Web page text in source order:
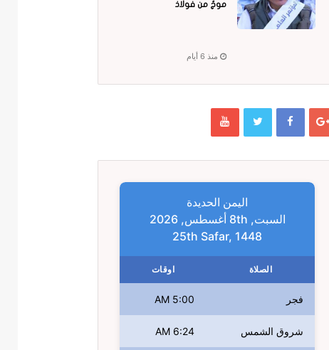
موجٌ من فولاذ
منذ 6 أيام
اليمن الحديدة
السبت, 8th أغسطس, 2026
25th Safar, 1448
الصلاة اوقات
فجر 5:00 AM
شروق الشمس 6:24 AM